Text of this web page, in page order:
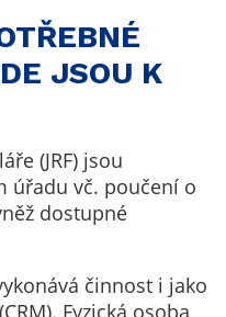
JSOU K
(JRF) jsou
úřadu vč. poučení o
dostupné
činnost i jako
Fyzická osoba